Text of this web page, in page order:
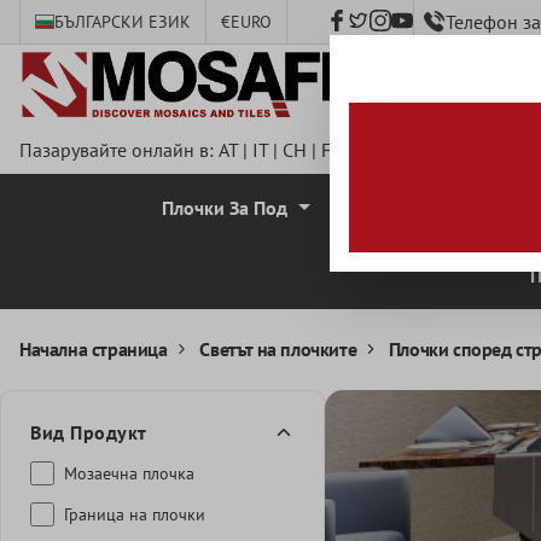
съдържание
БЪЛГАРСКИ ЕЗИК €EURO Телефон
Пазарувайте онлайн в: AT| IT| CH | FR
Плочки За Под
Начална страница Светът на плочките Плочки според
Вид Продукт
Mозаечна плочка
Граница на плочки